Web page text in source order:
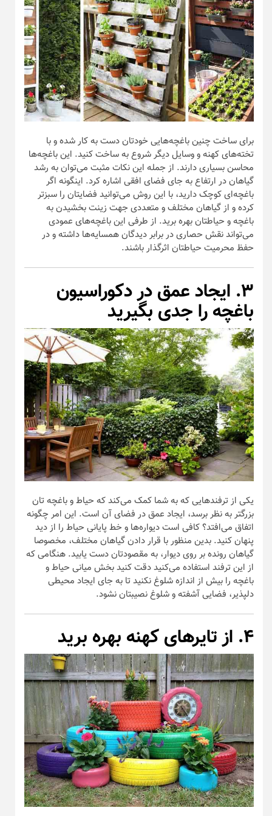
برای ساخت چنین باغچه‌هایی خودتان دست به کار شده و با
تخته‌های کهنه و وسایل دیگر شروع به ساخت کنید. این باغچه‌ها
محاسن بسیاری دارند. از جمله این نکات مثبت می‌توان به رشد
گیاهان در ارتفاع به جای فضای افقی اشاره کرد. اینگونه اگر
باغچه‌ای کوچک دارید، با این روش می‌توانید فضایتان را سبز‌تر
کرده و از گیاهان مختلف و متعددی جهت زینت بخشیدن به
باغچه و حیاطتان بهره برید. از طرفی این باغچه‌های عمودی
می‌تواند نقش حصاری در برابر دیدگان همسایه‌ها داشته و در
حفظ محرمیت حیاطتان اثرگذار باشند.
۳. ایجاد عمق در دکوراسیون
باغچه را جدی بگیرید
یکی از ترفند‌هایی که به شما کمک می‌کند که حیاط و باغچه تان
بزرگتر به نظر برسد، ایجاد عمق در فضای آن است. این امر چگونه
اتفاق می‌افتد؟ کافی است دیواره‌ها و خط پایانی حیاط را از دید
پنهان کنید. بدین منظور با قرار دادن گیاهان مختلف، مخصوصا
گیاهان رونده بر روی دیوار، به مقصودتان دست یابید. هنگامی که
از این ترفند استفاده می‌کنید دقت کنید بخش میانی حیاط و
باغچه را بیش از اندازه شلوغ نکنید تا به جای ایجاد محیطی
دلپذیر، فضایی آشفته و شلوغ نصیبتان نشود.
۴. از تایر‌های کهنه بهره برید